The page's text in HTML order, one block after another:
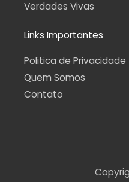
Verdades Vivas
Links Importantes
Politica de Privacidade
Quem Somos
Contato